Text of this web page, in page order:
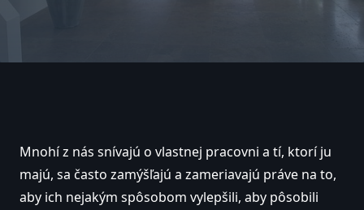
Mnohí z nás snívajú o vlastnej pracovni a tí, ktorí ju
majú, sa často zamýšľajú a zameriavajú práve na to,
aby ich nejakým spôsobom vylepšili, aby pôsobili